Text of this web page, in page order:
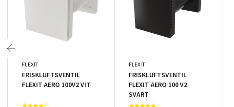
FLEXIT
FRISKLUFTSVENTIL
FLEXIT AERO 100V2 VIT
FLEXIT
FRISKLUFTSVENTIL
FLEXIT AERO 100 V2
SVART